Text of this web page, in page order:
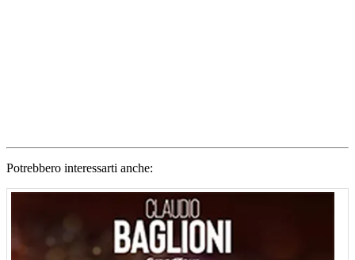
Potrebbero interessarti anche: